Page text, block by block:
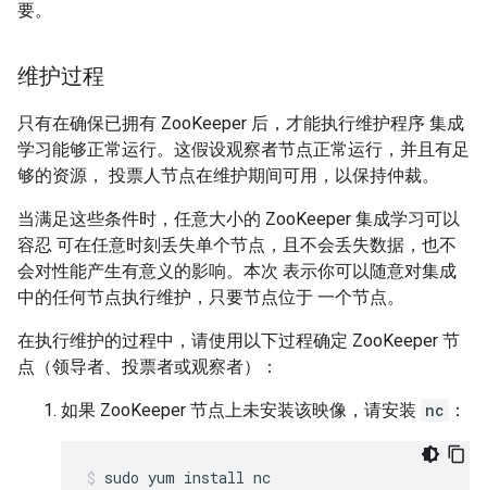
要。
维护过程
只有在确保已拥有 ZooKeeper 后，才能执行维护程序 集成
学习能够正常运行。这假设观察者节点正常运行，并且有足
够的资源， 投票人节点在维护期间可用，以保持仲裁。
当满足这些条件时，任意大小的 ZooKeeper 集成学习可以
容忍 可在任意时刻丢失单个节点，且不会丢失数据，也不
会对性能产生有意义的影响。本次 表示你可以随意对集成
中的任何节点执行维护，只要节点位于 一个节点。
在执行维护的过程中，请使用以下过程确定 ZooKeeper 节
点（领导者、投票者或观察者）：
如果 ZooKeeper 节点上未安装该映像，请安装 nc ：
sudo yum install nc